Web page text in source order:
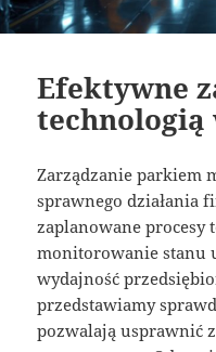
Efektywne
Zarządzanie parkiem
sprawnego działania
zaplanowane procesy
monitorowanie stanu
wydajność
przedstawiamy
pozwalają usprawnić